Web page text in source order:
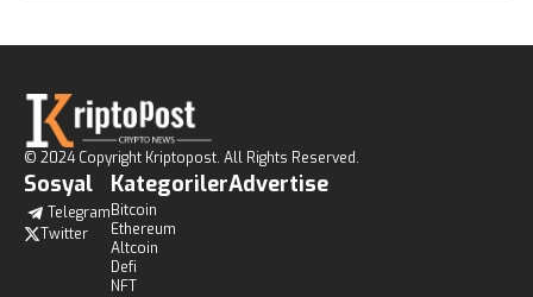
© 2024 Copyright Kriptopost. All Rights Reserved.
Sosyal
Telegram
Twitter
Kategoriler
Bitcoin
Ethereum
Altcoin
Defi
NFT
Advertise